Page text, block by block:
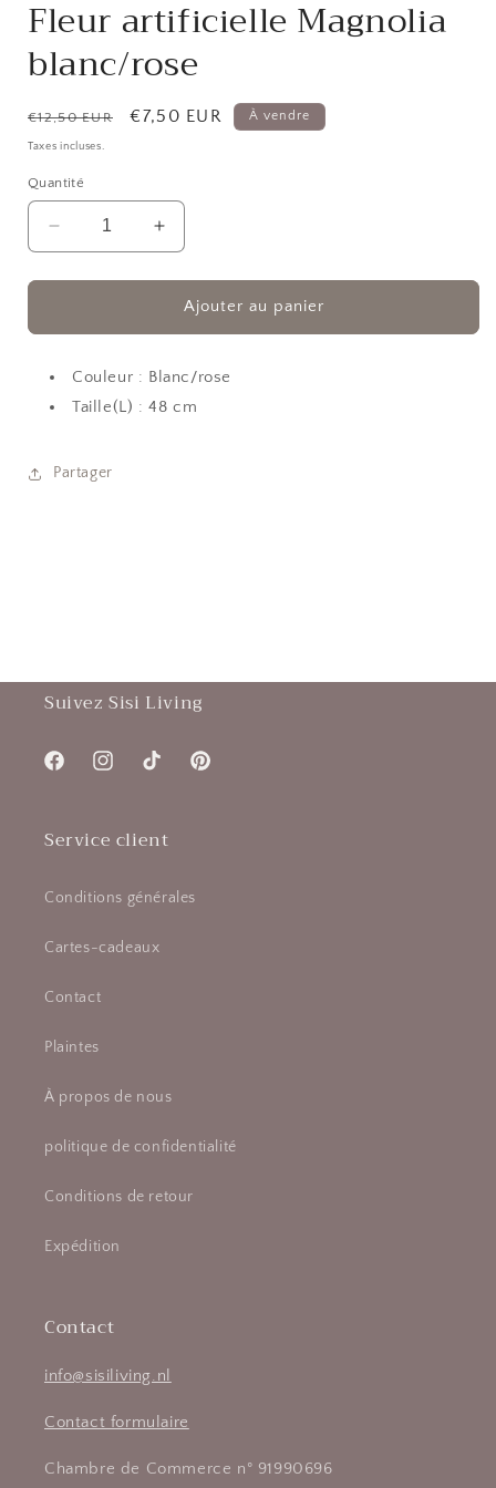
1
dans
fenêtre
modale
Fleur artificielle Magnolia
blanc/rose
Prix
habituel
€12,50 EUR
Prix
€7,50 EUR À vendre
Taxes incluses.
Quantité
Réduire
la
quantité
Magnolia
blanc/rose
Augmenter
la
quantité
Magnolia
blanc/rose
Ajouter au panier
Couleur : Blanc/rose
Taille(L) : 48 cm
Partager
Suivez Sisi Living
FacebookInstagramTikTok Pinterest
Service client
Conditions générales
Cartes-cadeaux
Contact
Plaintes
À propos de nous
politique de confidentialité
Conditions de retour
Expédition
Contact
info@sisiliving.nl
Contact formulaire
Chambre de Commerce n° 91990696